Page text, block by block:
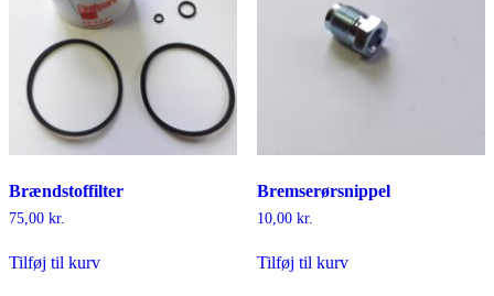
Brændstoffilter
75,00 kr.
Tilføj til kurv
Bremserørsnippel
10,00 kr.
Tilføj til kurv